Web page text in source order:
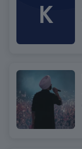
K